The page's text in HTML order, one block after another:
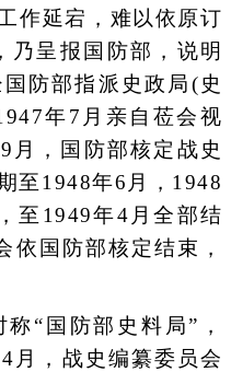
作延宕，难以依原订
乃呈报国防部，说明
防部指派史政局(史
年7月亲自莅会视
月，国防部核定战史
至1948年6月，1948
至1949年4月全部结
依国防部核定结束，
“国防部史料局”，
月，战史编纂委员会